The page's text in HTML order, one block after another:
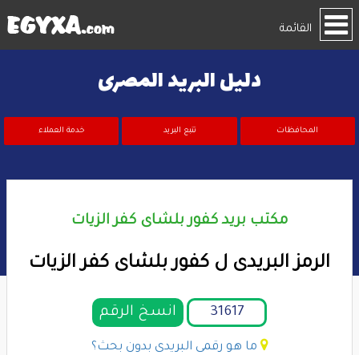
القائمة
دليل البريد المصرى
المحافظات تتبع البريد خدمة العملاء
مكتب بريد كفور بلشاى كفر الزيات
الرمز البريدى ل كفور بلشاى كفر الزيات
انسخ الرقم
ما هو رقمى البريدى بدون بحث؟